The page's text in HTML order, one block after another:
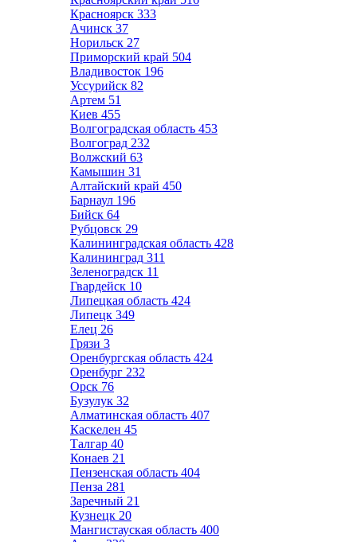
Красноярск 333
Ачинск 37
Норильск 27
Приморский край 504
Владивосток 196
Уссурийск 82
Артем 51
Киев 455
Волгоградская область 453
Волгоград 232
Волжский 63
Камышин 31
Алтайский край 450
Барнаул 196
Бийск 64
Рубцовск 29
Калининградская область 428
Калининград 311
Зеленоградск 11
Гвардейск 10
Липецкая область 424
Липецк 349
Елец 26
Грязи 3
Оренбургская область 424
Оренбург 232
Орск 76
Бузулук 32
Алматинская область 407
Каскелен 45
Талгар 40
Конаев 21
Пензенская область 404
Пенза 281
Заречный 21
Кузнецк 20
Мангистауская область 400